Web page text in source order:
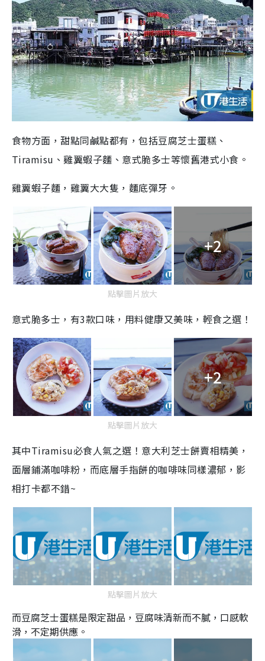
食物方面，甜點同鹹點都有，包括豆腐芝士蛋糕、
Tiramisu、雞翼蝦子麵、意式脆多士等懷舊港式小食。
雞翼蝦子麵，雞翼大大隻，麵底彈牙。
+2
點擊圖片放大
意式脆多士，有3款口味，用料健康又美味，輕食之選！
+2
點擊圖片放大
其中Tiramisu必食人氣之選！ 意大利芝士餅賣相精美，
面層鋪滿咖啡粉，而底層手指餅的咖啡味同樣濃郁，影
相打卡都不錯~
點擊圖片放大
而豆腐芝士蛋糕是限定甜品，豆腐味清新而不膩，口感軟
滑，不定期供應。